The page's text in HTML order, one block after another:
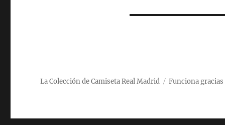
La Colección de Camiseta Real Madrid Funciona gracias